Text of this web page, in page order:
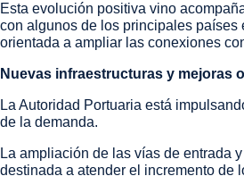
Esta evolución positiva vino
con algunos de los principales países
orientada a ampliar las conexiones
Nuevas infraestructuras y mejoras
La Autoridad Portuaria está
de la demanda.
La ampliación de las vías de entrada
destinada a atender el incremento de